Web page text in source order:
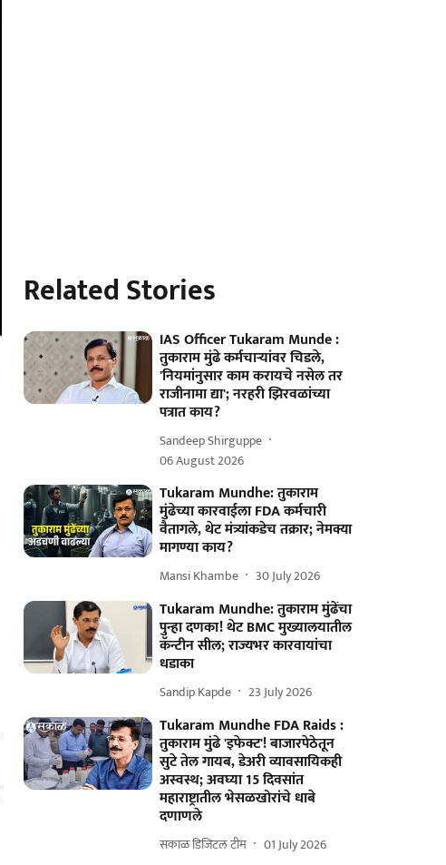
Related Stories
IAS Officer Tukaram Munde :
तुकाराम मुंढे कर्मचाऱ्यांवर चिडले,
'नियमांनुसार काम करायचे नसेल तर
राजीनामा द्या'; नरहरी झिरवळांच्या
पत्रात काय?
Sandeep Shirguppe
06 August 2026
Tukaram Mundhe: तुकाराम
मुंढेच्या कारवाईला FDA कर्मचारी
वैतागले, थेट मंत्र्यांकडेच तक्रार; नेमक्या
मागण्या काय?
Mansi Khambe 30 July 2026
Tukaram Mundhe: तुकाराम मुंढेंचा
पुन्हा दणका! थेट BMC मुख्यालयातील
कॅन्टीन सील; राज्यभर कारवायांचा
धडाका
Sandip Kapde 23 July 2026
Tukaram Mundhe FDA Raids :
तुकाराम मुंढे 'इफेक्ट'! बाजारपेठेतून
सुटे तेल गायब, डेअरी व्यावसायिकही
अस्वस्थ; अवघ्या 15 दिवसांत
महाराष्ट्रातील भेसळखोरांचे धाबे
दणाणले
सकाळ डिजिटल टीम 01 July 2026